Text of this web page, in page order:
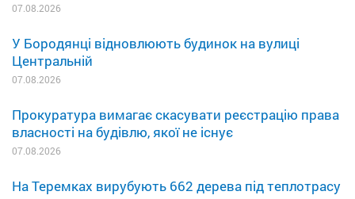
07.08.2026
У Бородянці відновлюють будинок на вулиці
Центральній
07.08.2026
Прокуратура вимагає скасувати реєстрацію права
власності на будівлю, якої не існує
07.08.2026
На Теремках вирубують 662 дерева під теплотрасу